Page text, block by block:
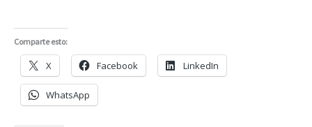
Comparte esto:
X Facebook LinkedIn
WhatsApp